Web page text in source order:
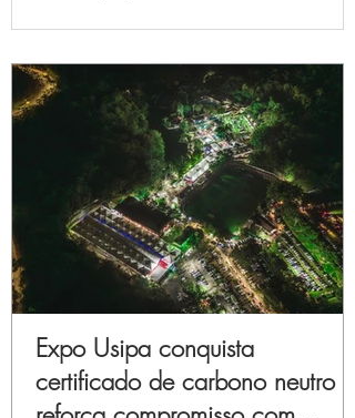
Expo Usipa conquista
certificado de carbono neutro e